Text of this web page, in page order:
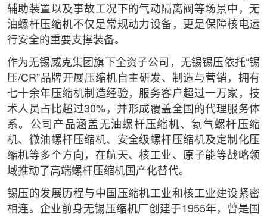
辅助装置以及事故工况下的气动隔离阀等场景中，无
油螺杆压缩机不仅是常规动力设备，更是保障核电运
行安全的重要支撑装备。
作为无锡威克集团旗下全资子公司，无锡锡压依托“锡
压/CR”品牌开展压缩机自主研发、制造与营销，拥有
七十余年压缩机制造经验，服务客户超过一万家，技
术人员占比超过30%，并形成覆盖全国的代理服务体
系。公司产品涵盖无油螺杆压缩机、氦气螺杆压缩
机、微油螺杆压缩机、安全级螺杆压缩机及定制化压
缩机等多个方向，在航天、核工业、原子能等战略领
域推动了高端螺杆压缩机国产化替代。
锡压的发展历程与中国压缩机工业和核工业建设紧密
相连。企业前身无锡压缩机厂创建于1955年，曾是国